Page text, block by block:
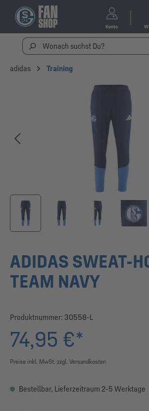
Konto
adidas Training
ADIDAS SWEAT-
TEAM NAVY
Produktnummer: 30558-L
74,95 €*
Preise inkl. MwSt. zzgl. Versandkosten
Bestellbar, Lieferzeitraum 2-5 Werktage